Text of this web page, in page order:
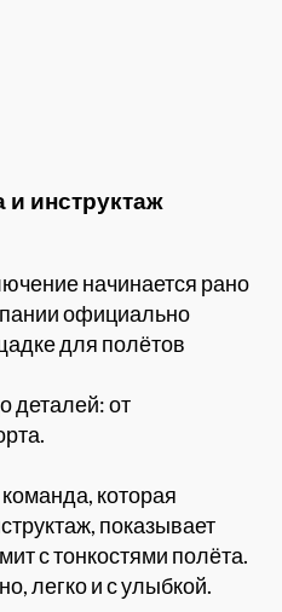
и инструктаж
начинается рано
официально
для полётов
деталей: от
которая
показывает
с тонкостями полёта.
легко и с улыбкой.